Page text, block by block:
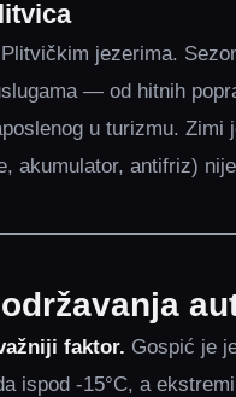
jezerima.
— od hitnih
u turizmu.
akumulator, antifriz)
faktor. Gospić je
ispod -15°C, a